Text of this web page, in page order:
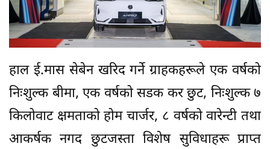
हाल ई.मास सेबेन खरिद गर्ने ग्राहकहरूले एक वर्षको
निःशुल्क बीमा, एक वर्षको सडक कर छुट, निःशुल्क ७
किलोवाट क्षमताको होम चार्जर, ८ वर्षको वारेन्टी तथा
आकर्षक नगद छुटजस्ता विशेष सुविधाहरू प्राप्त